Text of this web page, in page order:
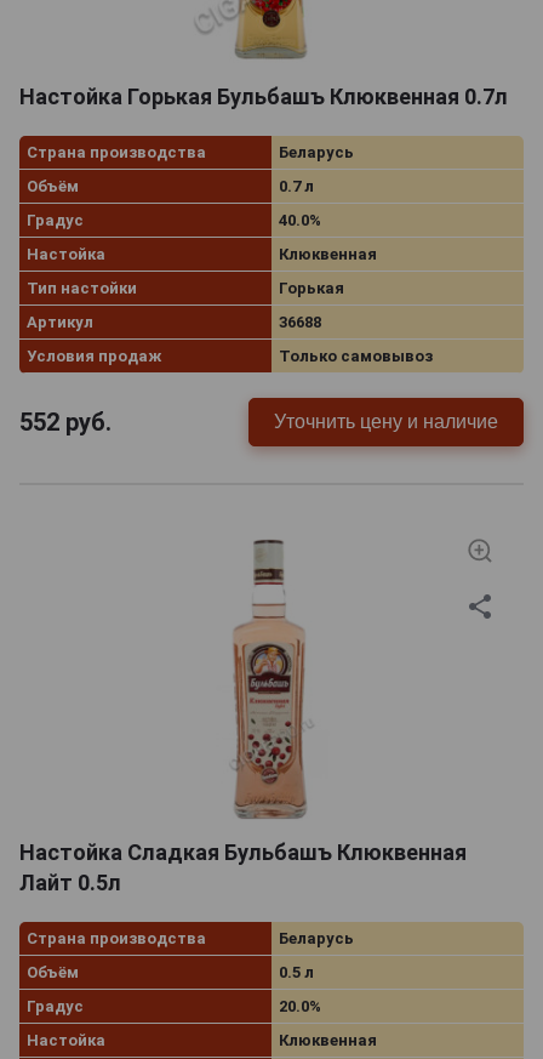
Настойка Горькая Бульбашъ Клюквенная 0.7л
Страна производства
Беларусь
Объём
0.7 л
Градус
40.0%
Настойка
Клюквенная
Тип настойки
Горькая
Артикул
36688
Условия продаж
Только самовывоз
552 руб. Уточнить цену и наличие
Настойка Сладкая Бульбашъ Клюквенная
Лайт 0.5л
Страна производства
Беларусь
Объём
0.5 л
Градус
20.0%
Настойка
Клюквенная